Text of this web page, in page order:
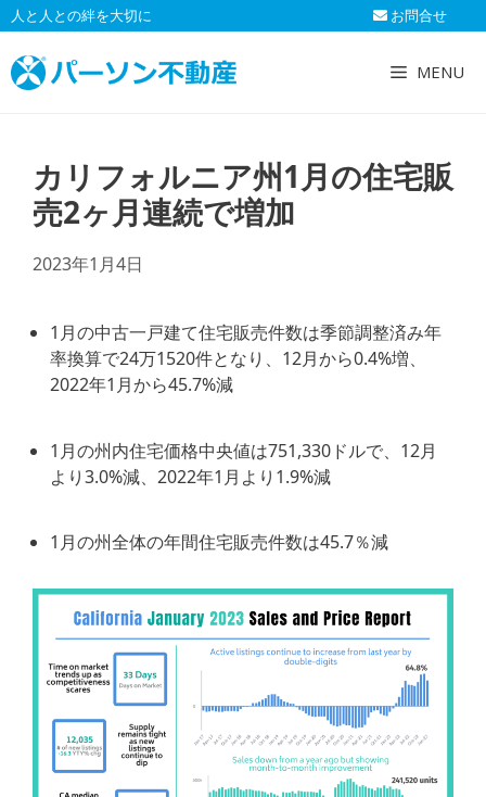
コ
ン
テ
ン
人と人との絆を大切に お問合せ
MENU
カリフォルニア州1月の住宅販
売2ヶ月連続で増加
2023年1月4日
1月の中古一戸建て住宅販売件数は季節調整済み年
率換算で24万1520件となり、12月から0.4%増、
2022年1月から45.7%減
1月の州内住宅価格中央値は751,330ドルで、12月
より3.0%減、2022年1月より1.9%減
1月の州全体の年間住宅販売件数は45.7％減